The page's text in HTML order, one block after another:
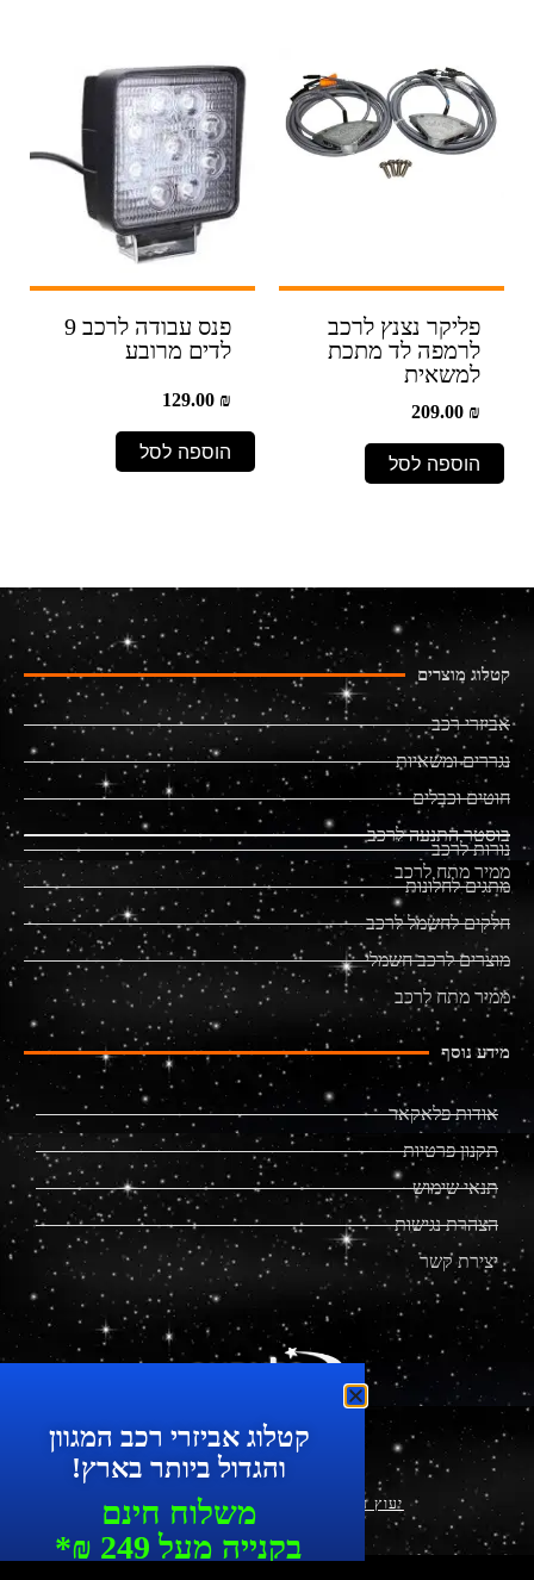
פליקר נצנץ לרכב
לרמפה לד מתכת
למשאית
209.00₪
הוספה לסל
פנס עבודה לרכב 9
לדים מרובע
129.00₪
הוספה לסל
קטלוג מוצרים
אביזרי רכב
נגררים ומשאיות
חוטים וכבלים
בוסטר התנעה לרכב
ממיר מתח לרכב
נורות לרכב
מתגים לחלונות
חלקים לחשמל לרכב
מוצרים לרכב חשמלי
ממיר מתח לרכב
מידע נוסף
אודות פלאקאר
תקנון פרטיות
תנאי שימוש
הצהרת נגישות
יצירת קשר
מוצרים מתקדמים לרכב
יעוץ עסקי ושיווק דיגיטלי|עיצוב ופיתוח
קטלוג אביזרי רכב המגוון
והגדול ביותר בארץ!
משלוח חינם
בקנייה מעל 249 ₪*